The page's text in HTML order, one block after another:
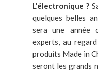
L'électronique ?
quelques belles
sera une année
experts, au
produits Made in
seront les grands